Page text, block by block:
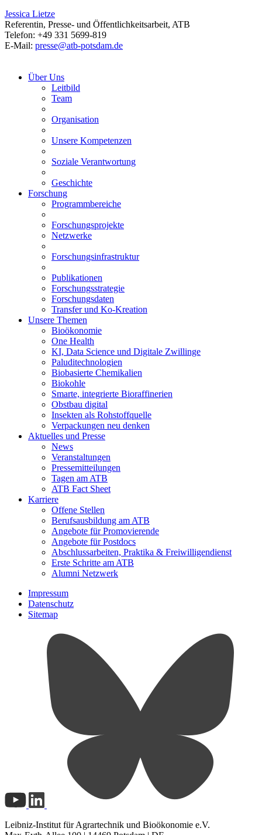
Jessica Lietze
Referentin, Presse- und Öffentlichkeitsarbeit, ATB
Telefon: +49 331 5699-819
E-Mail: presse@atb-potsdam.de
Über Uns
Leitbild
Team
Organisation
Unsere Kompetenzen
Soziale Verantwortung
Geschichte
Forschung
Programmbereiche
Forschungsprojekte
Netzwerke
Forschungsinfrastruktur
Publikationen
Forschungsstrategie
Forschungsdaten
Transfer und Ko-Kreation
Unsere Themen
Bioökonomie
One Health
KI, Data Science und Digitale Zwillinge
Paluditechnologien
Biobasierte Chemikalien
Biokohle
Smarte, integrierte Bioraffinerien
Obstbau digital
Insekten als Rohstoffquelle
Verpackungen neu denken
Aktuelles und Presse
News
Veranstaltungen
Pressemitteilungen
Tagen am ATB
ATB Fact Sheet
Karriere
Offene Stellen
Berufsausbildung am ATB
Angebote für Promovierende
Angebote für Postdocs
Abschlussarbeiten, Praktika & Freiwilligendienst
Erste Schritte am ATB
Alumni Netzwerk
Impressum
Datenschutz
Sitemap
Leibniz-Institut für Agrartechnik und Bioökonomie e.V.